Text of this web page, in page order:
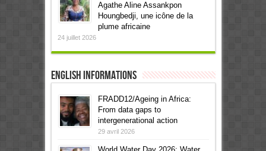
Agathe Aline Assankpon
Houngbedji, une icône de la
plume africaine
24 juillet 2026
English informations
FRADD12/Ageing in Africa:
From data gaps to
intergenerational action
29 avril 2026